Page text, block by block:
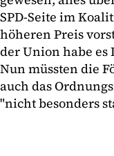
SPD-Seite im
höheren Preis
der Union habe es
Nun müssten die
auch das
"nicht besonders